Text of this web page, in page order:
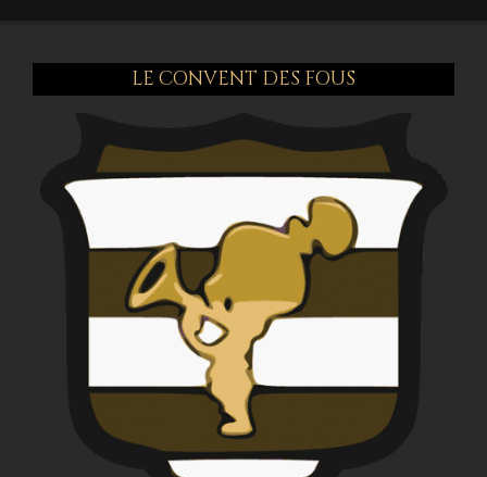
LE CONVENT DES FOUS